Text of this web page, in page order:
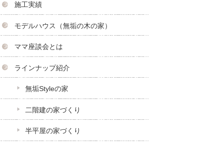
施工実績
モデルハウス（無垢の木の家）
ママ座談会とは
ラインナップ紹介
無垢Styleの家
二階建の家づくり
半平屋の家づくり